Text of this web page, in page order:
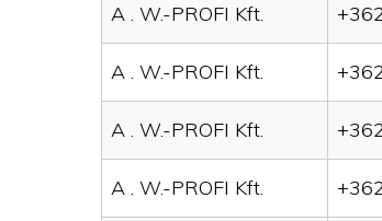
A . W.-PROFI Kft.
A . W.-PROFI Kft.
A . W.-PROFI Kft.
A . W.-PROFI Kft.